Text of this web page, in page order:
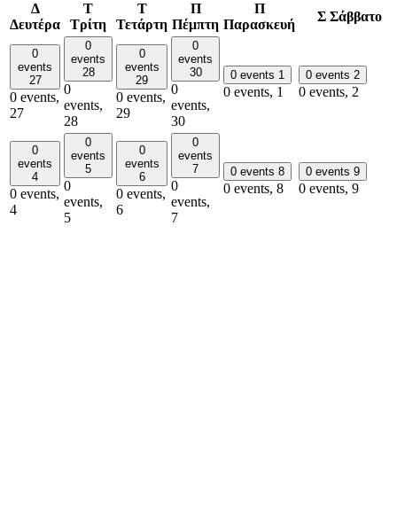
Δ
Δευτέρα
Τ
Τρίτη
Τ
Τετάρτη
Π
Πέμπτη
Π
Παρασκευή
Σ Σάββατο
0
events
27
0 events,
27
0
events
28
0
events,
28
0
events
29
0 events,
29
0
events
30
0
events,
30
0 events 1
0 events, 1
0 events 2
0 events, 2
0
events
4
0 events,
4
0
events
5
0
events,
5
0
events
6
0 events,
6
0
events
7
0
events,
7
0 events 8
0 events, 8
0 events 9
0 events, 9